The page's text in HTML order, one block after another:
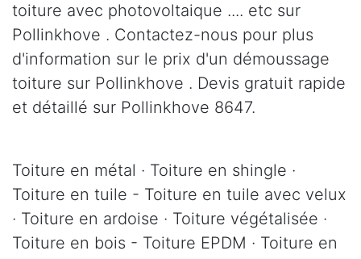
toiture avec photovoltaique .... etc sur
Pollinkhove . Contactez-nous pour plus
d'information sur le prix d'un démoussage
toiture sur Pollinkhove . Devis gratuit rapide
et détaillé sur Pollinkhove 8647.
Toiture en métal · Toiture en shingle ·
Toiture en tuile - Toiture en tuile avec velux
· Toiture en ardoise · Toiture végétalisée ·
Toiture en bois - Toiture EPDM · Toiture en